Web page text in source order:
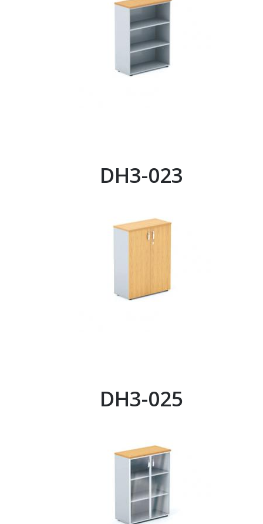
DH3-023
DH3-025